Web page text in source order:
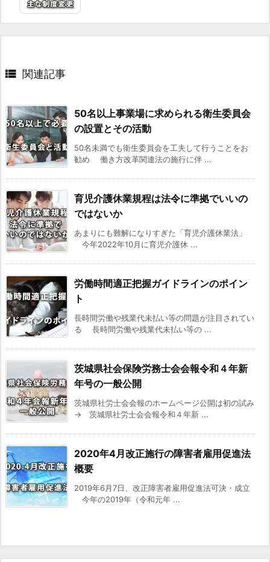
 関連記事
50名以上事業場に求められる衛生委員会
の設置とその活動
50名未満でも衛生委員会を工夫して行うことをお
勧め 働き方改革関連法の施行に伴 ...
育児介護休業規程は法令に準拠でいいの
ではないか
あまりにも難解になりすぎた「育児介護休業法」
今年2022年10月に育児介護休 ...
労働時間適正把握ガイドラインのポイン
ト
長時間労働や残業代未払い等の問題が注目されてい
る 長時間労働や残業代未払い等の ...
茨城県社会保険労務士会会報令和４年新
年号の一般公開
茨城県社労士会会報のホームページ公開は初の試み
→ 茨城県社労士会会報令和４年新 ...
2020年4月改正施行の障害者雇用促進法
概要
2019年6月7日、改正障害者雇用促進法可決・成立
今年の2019年（令和元年 ...